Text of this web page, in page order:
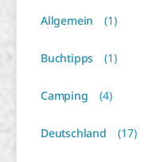
Allgemein (1)
Buchtipps (1)
Camping (4)
Deutschland (17)